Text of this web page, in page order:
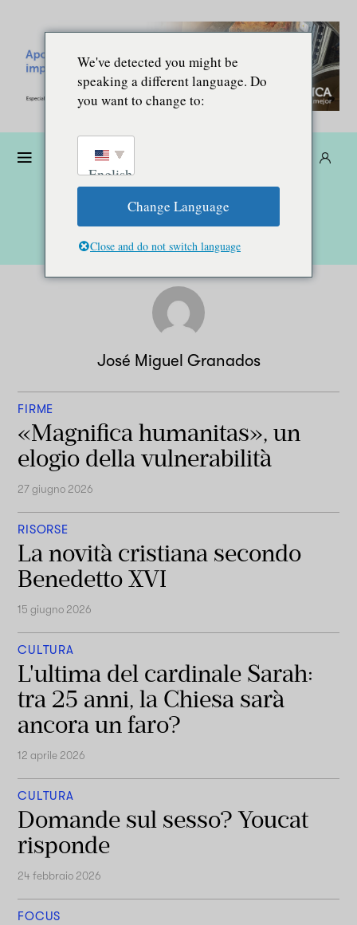
José Miguel Granados
FIRME
«Magnifica humanitas», un
elogio della vulnerabilità
27 giugno 2026
RISORSE
La novità cristiana secondo
Benedetto XVI
15 giugno 2026
CULTURA
L'ultima del cardinale Sarah:
tra 25 anni, la Chiesa sarà
ancora un faro?
12 aprile 2026
CULTURA
Domande sul sesso? Youcat
risponde
24 febbraio 2026
FOCUS
We've detected you might be
speaking a different language. Do
you want to change to:
English
Change Language
Close and do not switch language